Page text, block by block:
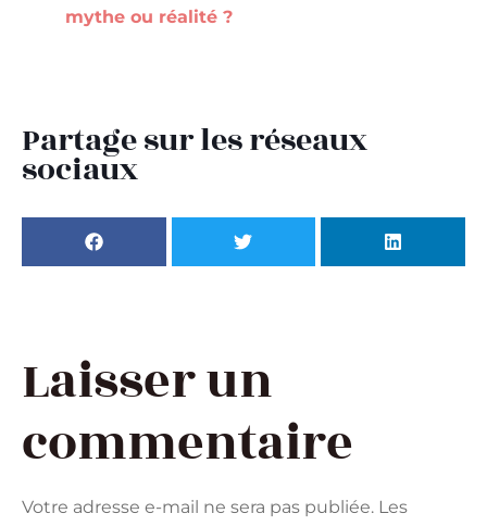
mythe ou réalité ?
Partage sur les réseaux
sociaux
Laisser un
commentaire
Votre adresse e-mail ne sera pas publiée. Les